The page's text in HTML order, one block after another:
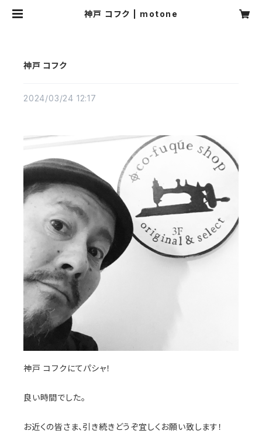
神戸 コフク | motone
神戸 コフク
2024/03/24 12:17
神戸 コフクにてパシャ！
良い時間でした。
お近くの皆さま、引き続きどうぞ宜しくお願い致します！